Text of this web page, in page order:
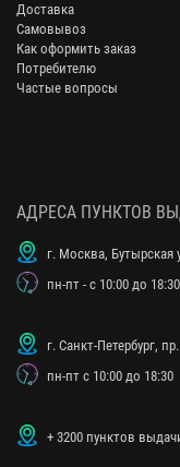
Доставка
Самовывоз
Как оформить заказ
Потребителю
Частые вопросы
АДРЕСА ПУНКТОВ
г. Москва, Бутырская
пн-пт - с 10:00 до 18:30
г. Санкт-Петербург,
пн-пт с 10:00 до 18:30
+ 3200 пунктов